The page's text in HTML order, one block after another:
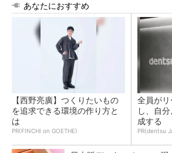
あなたにおすすめ
【西野亮廣】つくりたいもの
を追求できる環境の作り方と
は
PR(FINCHI on GOETHE)
全員が
し、自
成する
PR(dentsu